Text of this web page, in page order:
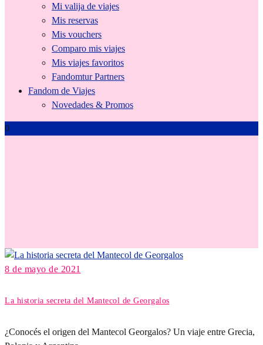
Mi valija de viajes
Mis reservas
Mis vouchers
Comparo mis viajes
Mis viajes favoritos
Fandomtur Partners
Fandom de Viajes
Novedades & Promos
0
8 de mayo de 2021
La historia secreta del Mantecol de Georgalos
¿Conocés el origen del Mantecol Georgalos? Un viaje entre Grecia,